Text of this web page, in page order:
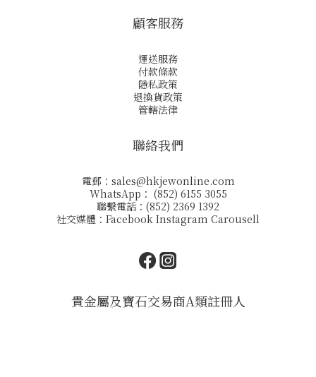
顧客服務
運送服務
付款條款
隱私政策
退換貨政策
管轄法律
聯絡我們
電郵： sales@hkjewonline.com
WhatsApp： (852) 6155 3055
聯繫電話：(852) 2369 1392
社交媒體： Facebook Instagram Carousell
貴金屬及寶石交易商A類註冊人